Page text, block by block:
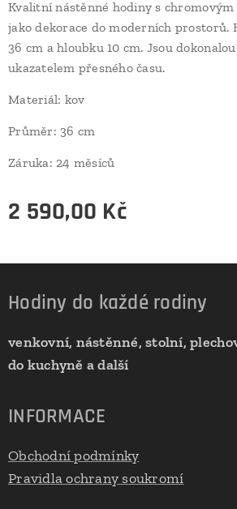
Kvalitní nástěnné hodiny s chromovým
jako dekorace do moderních prostorů.
36 cm a hloubku 10 cm. Jsou
ukazatelem přesného času.
Materiál: kov
Průměr: 36 cm
Záruka: 24 měsíců
2 590,00 Kč
Hodiny do každé rodiny
venkovní, nástěnné, stolní,
do kuchyně a další
INFORMACE
Obchodní podmínky
Pravidla ochrany soukromí